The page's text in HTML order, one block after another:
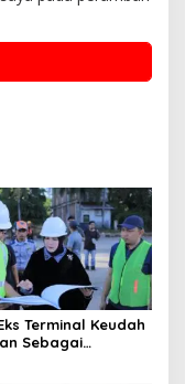
Terminal Keudah
Sebagai